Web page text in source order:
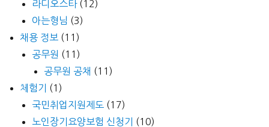
라디오스타(12)
아는형님 (3)
채용 정보 (11)
공무원 (11)
공무원 공채 (11)
체험기
(1)
국민취업지원제도 (17)
노인장기요양보험 신청기
(10)